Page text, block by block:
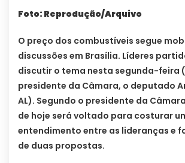
Foto: Reprodução/Arquivo
O preço dos combustíveis segue
discussões em Brasília. Líderes
discutir o tema nesta segunda-feira
presidente da Câmara, o deputado
AL). Segundo o presidente da
de hoje será voltado para costurar
entendimento entre as lideranças e
de duas propostas.